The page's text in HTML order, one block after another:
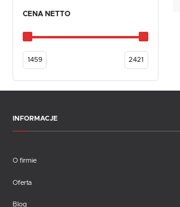
CENA NETTO
INFORMACJE
O firmie
Oferta
Blog